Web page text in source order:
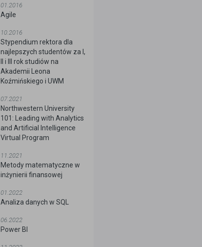
01.2016
Agile
10.2016
Stypendium rektora dla
najlepszych studentów za I,
II i III rok studiów na
Akademii Leona
Koźmińskiego i UWM
07.2021
Northwestern University
101: Leading with Analytics
and Artificial Intelligence
Virtual Program
11.2021
Metody matematyczne w
inżynierii finansowej
01.2022
Analiza danych w SQL
06.2022
Power BI